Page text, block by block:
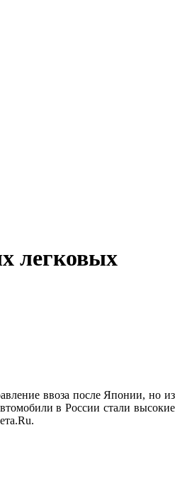
легковых
ввоза после Японии, но из
в России стали высокие